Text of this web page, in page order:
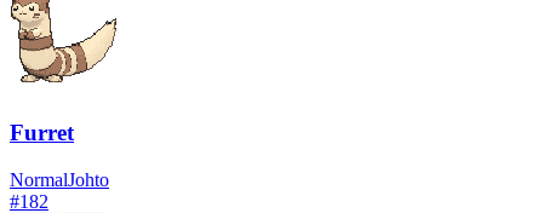
Furret
NormalJohto
#182